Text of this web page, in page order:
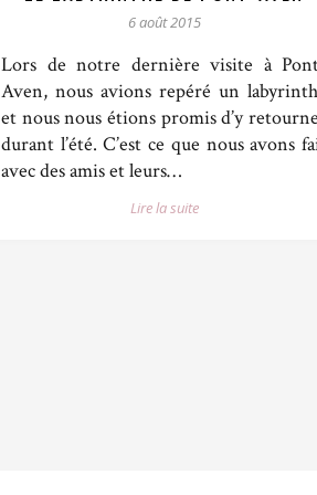
6 août 2015
Lors de notre dernière visite à
Aven, nous avions repéré un
et nous nous étions promis d’y
durant l’été. C’est ce que nous avons
avec des amis et leurs…
Lire la suite